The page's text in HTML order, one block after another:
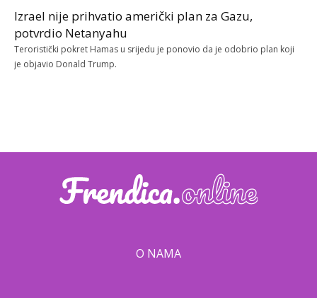
Izrael nije prihvatio američki plan za Gazu,
potvrdio Netanyahu
Teroristički pokret Hamas u srijedu je ponovio da je odobrio plan koji
je objavio Donald Trump.
O NAMA